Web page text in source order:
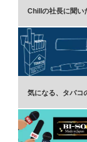
Chillの社長に聞い
気になる、タバコ